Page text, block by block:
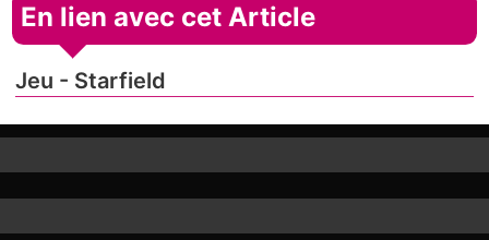
En lien avec cet Article
Jeu - Starfield